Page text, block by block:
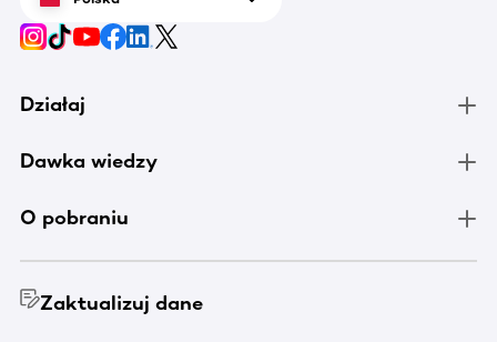
Działaj
Dawka wiedzy
O pobraniu
Zaktualizuj dane